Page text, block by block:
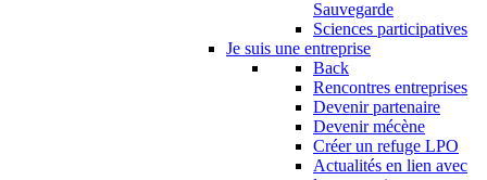
Sauvegarde
Sciences participatives
Je suis une entreprise
Back
Rencontres entreprises
Devenir partenaire
Devenir mécène
Créer un refuge LPO
Actualités en lien avec